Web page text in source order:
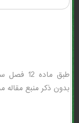
طبق
بدون ذکر منبع مقاله